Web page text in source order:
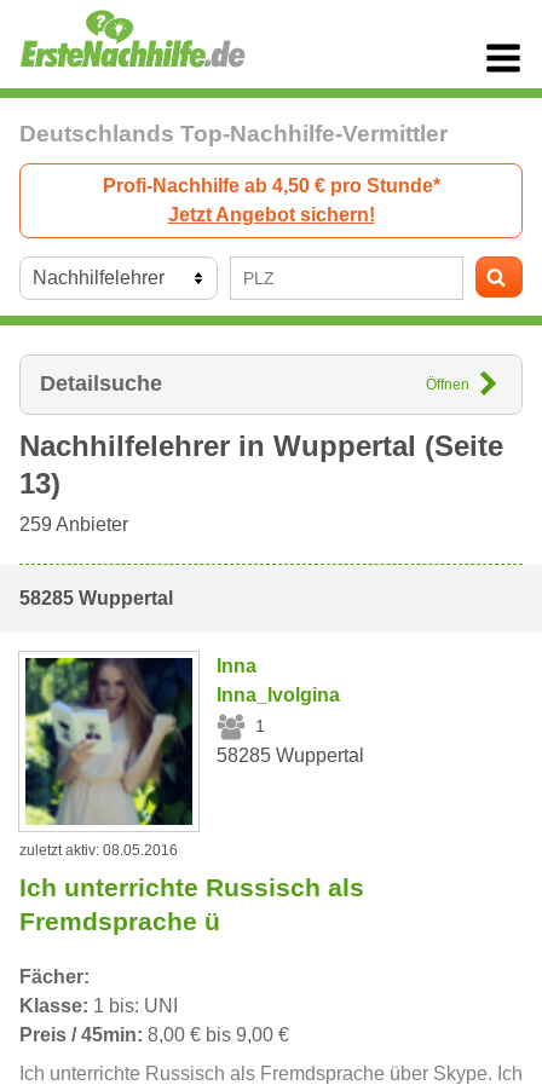
Deutschlands Top-Nachhilfe-Vermittler
Profi-Nachhilfe ab 4,50 € pro Stunde*
Jetzt Angebot sichern!
Detailsuche Öffnen
Nachhilfelehrer in Wuppertal (Seite
13)
259 Anbieter
58285 Wuppertal
Inna
Inna_Ivolgina
1
58285 Wuppertal
zuletzt aktiv: 08.05.2016
Ich unterrichte Russisch als
Fremdsprache ü
Fächer:
Klasse: 1 bis: UNI
Preis / 45min: 8,00 € bis 9,00 €
Ich unterrichte Russisch als Fremdsprache über Skypе. Ich